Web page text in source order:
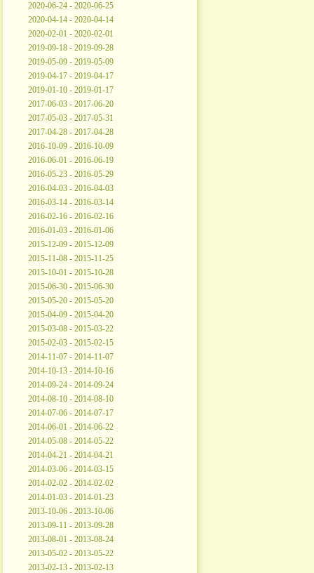
2020-06-24 - 2020-06-25
2020-04-14 - 2020-04-14
2020-02-01 - 2020-02-01
2019-09-18 - 2019-09-28
2019-05-09 - 2019-05-09
2019-04-17 - 2019-04-17
2019-01-10 - 2019-01-17
2017-06-03 - 2017-06-20
2017-05-03 - 2017-05-31
2017-04-28 - 2017-04-28
2016-10-09 - 2016-10-09
2016-06-01 - 2016-06-19
2016-05-23 - 2016-05-29
2016-04-03 - 2016-04-03
2016-03-14 - 2016-03-14
2016-02-16 - 2016-02-16
2016-01-03 - 2016-01-06
2015-12-09 - 2015-12-09
2015-11-08 - 2015-11-25
2015-10-01 - 2015-10-28
2015-06-30 - 2015-06-30
2015-05-20 - 2015-05-20
2015-04-09 - 2015-04-20
2015-03-08 - 2015-03-22
2015-02-03 - 2015-02-15
2014-11-07 - 2014-11-07
2014-10-13 - 2014-10-16
2014-09-24 - 2014-09-24
2014-08-10 - 2014-08-10
2014-07-06 - 2014-07-17
2014-06-01 - 2014-06-22
2014-05-08 - 2014-05-22
2014-04-21 - 2014-04-21
2014-03-06 - 2014-03-15
2014-02-02 - 2014-02-02
2014-01-03 - 2014-01-23
2013-10-06 - 2013-10-06
2013-09-11 - 2013-09-28
2013-08-01 - 2013-08-24
2013-05-02 - 2013-05-22
2013-02-13 - 2013-02-13